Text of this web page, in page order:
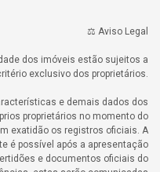
⚖️ Aviso Legal
dos imóveis estão sujeitos a
exclusivo dos proprietários.
e demais dados dos
proprietários no momento do
exatidão os registros oficiais. A
é possível após a apresentação
e documentos oficiais do